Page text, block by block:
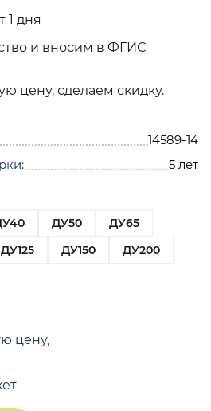
1 дня
и вносим в ФГИС
цену, сделаем скидку.
14589-14
5 лет
ДУ50
ДУ65
ДУ125 ДУ150
ДУ200
цену,